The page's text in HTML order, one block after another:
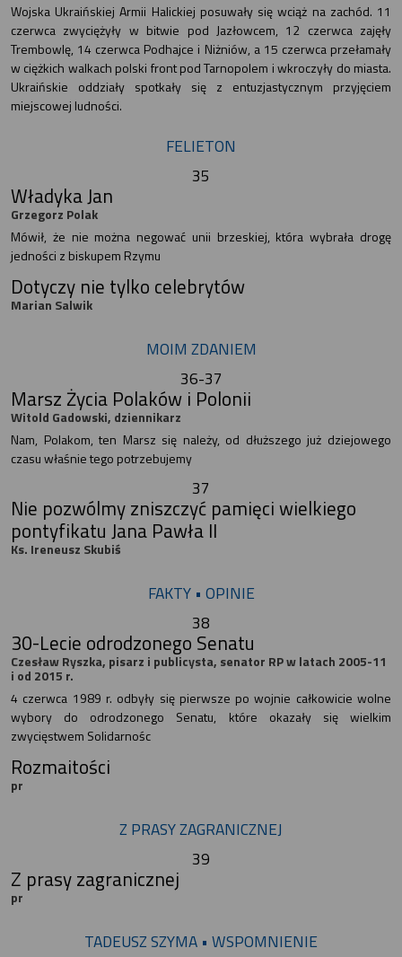
Wojska Ukraińskiej Armii Halickiej posuwały się wciąż na zachód. 11
czerwca zwyciężyły w bitwie pod Jazłowcem, 12 czerwca zajęły
Trembowlę, 14 czerwca Podhajce i Niżniów, a 15 czerwca przełamały
w ciężkich walkach polski front pod Tarnopolem i wkroczyły do miasta.
Ukraińskie oddziały spotkały się z entuzjastycznym przyjęciem
miejscowej ludności.
FELIETON
35
Władyka Jan
Grzegorz Polak
Mówił, że nie można negować unii brzeskiej, która wybrała drogę
jedności z biskupem Rzymu
Dotyczy nie tylko celebrytów
Marian Salwik
MOIM ZDANIEM
36-37
Marsz Życia Polaków i Polonii
Witold Gadowski, dziennikarz
Nam, Polakom, ten Marsz się należy, od dłuższego już dziejowego
czasu właśnie tego potrzebujemy
37
Nie pozwólmy zniszczyć pamięci wielkiego
pontyfikatu Jana Pawła II
Ks. Ireneusz Skubiś
FAKTY • OPINIE
38
30-Lecie odrodzonego Senatu
Czesław Ryszka, pisarz i publicysta, senator RP w latach 2005-11
i od 2015 r.
4 czerwca 1989 r. odbyły się pierwsze po wojnie całkowicie wolne
wybory do odrodzonego Senatu, które okazały się wielkim
zwycięstwem Solidarnośc
Rozmaitości
pr
Z PRASY ZAGRANICZNEJ
39
Z prasy zagranicznej
pr
TADEUSZ SZYMA • WSPOMNIENIE